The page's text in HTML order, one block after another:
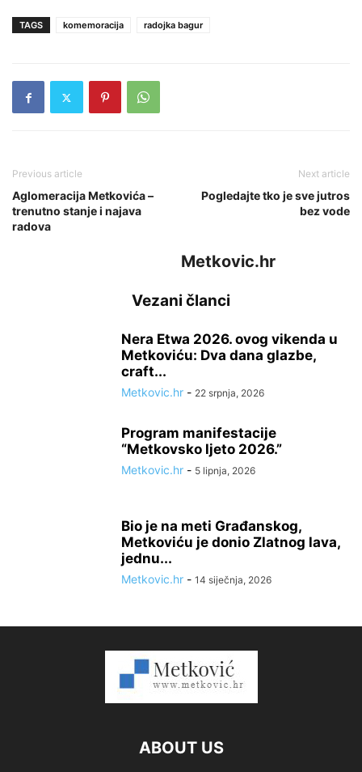
TAGS komemoracija radojka bagur
Previous article
Aglomeracija Metkovića –
trenutno stanje i najava
radova
Next article
Pogledajte tko je sve jutros
bez vode
Metkovic.hr
Vezani članci
Nera Etwa 2026. ovog vikenda u
Metkoviću: Dva dana glazbe,
craft...
Metkovic.hr - 22 srpnja, 2026
Program manifestacije
“Metkovsko ljeto 2026.”
Metkovic.hr - 5 lipnja, 2026
Bio je na meti Građanskog,
Metkoviću je donio Zlatnog lava,
jednu...
Metkovic.hr - 14 siječnja, 2026
ABOUT US